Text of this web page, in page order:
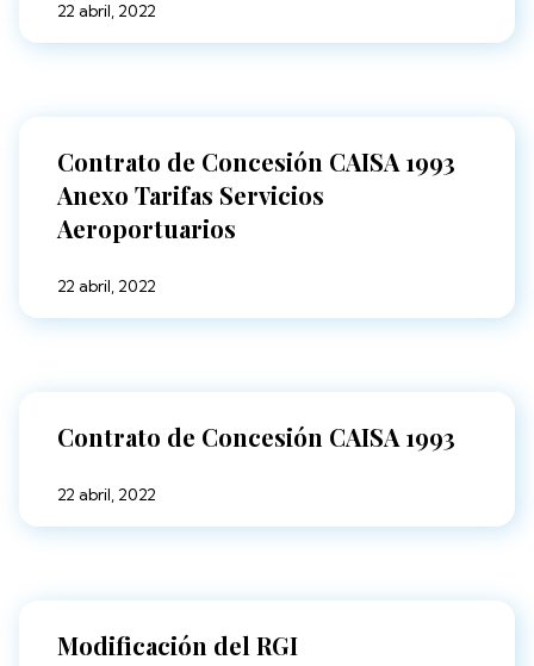
22 abril, 2022
Contrato de Concesión CAISA 1993
Anexo Tarifas Servicios
Aeroportuarios
22 abril, 2022
Contrato de Concesión CAISA 1993
22 abril, 2022
Modificación del RGI